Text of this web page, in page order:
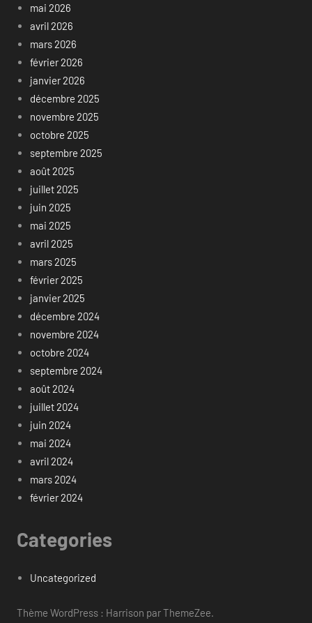
mai 2026
avril 2026
mars 2026
février 2026
janvier 2026
décembre 2025
novembre 2025
octobre 2025
septembre 2025
août 2025
juillet 2025
juin 2025
mai 2025
avril 2025
mars 2025
février 2025
janvier 2025
décembre 2024
novembre 2024
octobre 2024
septembre 2024
août 2024
juillet 2024
juin 2024
mai 2024
avril 2024
mars 2024
février 2024
Categories
Uncategorized
Thème WordPress : Harrison par ThemeZee.